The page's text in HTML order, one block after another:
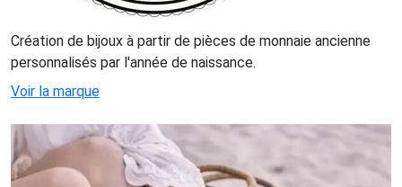
Création de bijoux à partir de pièces de monnaie ancienne
personnalisés par l'année de naissance.
Voir la marque